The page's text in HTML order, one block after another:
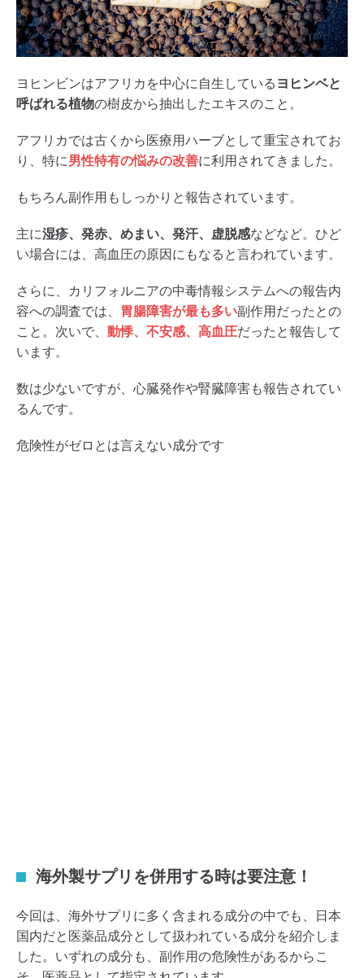
ヨヒンビンはアフリカを中心に自生している ヨヒンベと
呼ばれる植物の樹皮から抽出したエキスのこと。
アフリカでは古くから医療用ハーブとして重宝されてお
り、特に男性特有の悩みの改善に利用されてきました。
もちろん副作用もしっかりと報告されています。
主に湿疹、発赤、めまい、発汗、虚脱感などなど。ひど
い場合には、高血圧の原因にもなると言われています。
さらに、カリフォルニアの中毒情報システムへの報告内
容への調査では、
胃腸障害が最も多い副作用だったとの
こと。次いで、 動悸、不安感、高血圧だったと報告して
います。
数は少ないですが、心臓発作や腎臓障害も報告されてい
るんです。
危険性がゼロとは言えない成分です
海外製サプリを併用する時は要注意！
今回は、海外サプリに多く含まれる成分の中でも、日本
国内だと医薬品成分として扱われている成分を紹介しま
した。いずれの成分も、副作用の危険性があるからこ